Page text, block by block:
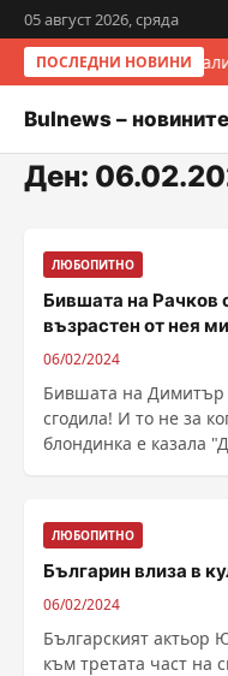
05 август 2026, сряда
ПОСЛЕДНИ НОВИНИ
Bulnews –
Ден:
ЛЮБОПИТНО
Бившата на Рачков
възрастен от нея
06/02/2024
Бившата на Димитър
сгодила! И то не за
блондинка е казала
ЛЮБОПИТНО
Българин влиза в
06/02/2024
Българският актьор
към третата част на